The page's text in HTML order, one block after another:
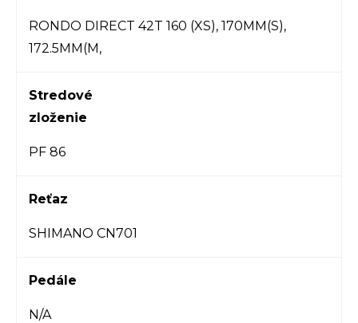
RONDO DIRECT 42T 160 (XS), 170MM(S),
172.5MM(M,
Stredové
zloženie
PF 86
Reťaz
SHIMANO CN701
Pedále
N/A